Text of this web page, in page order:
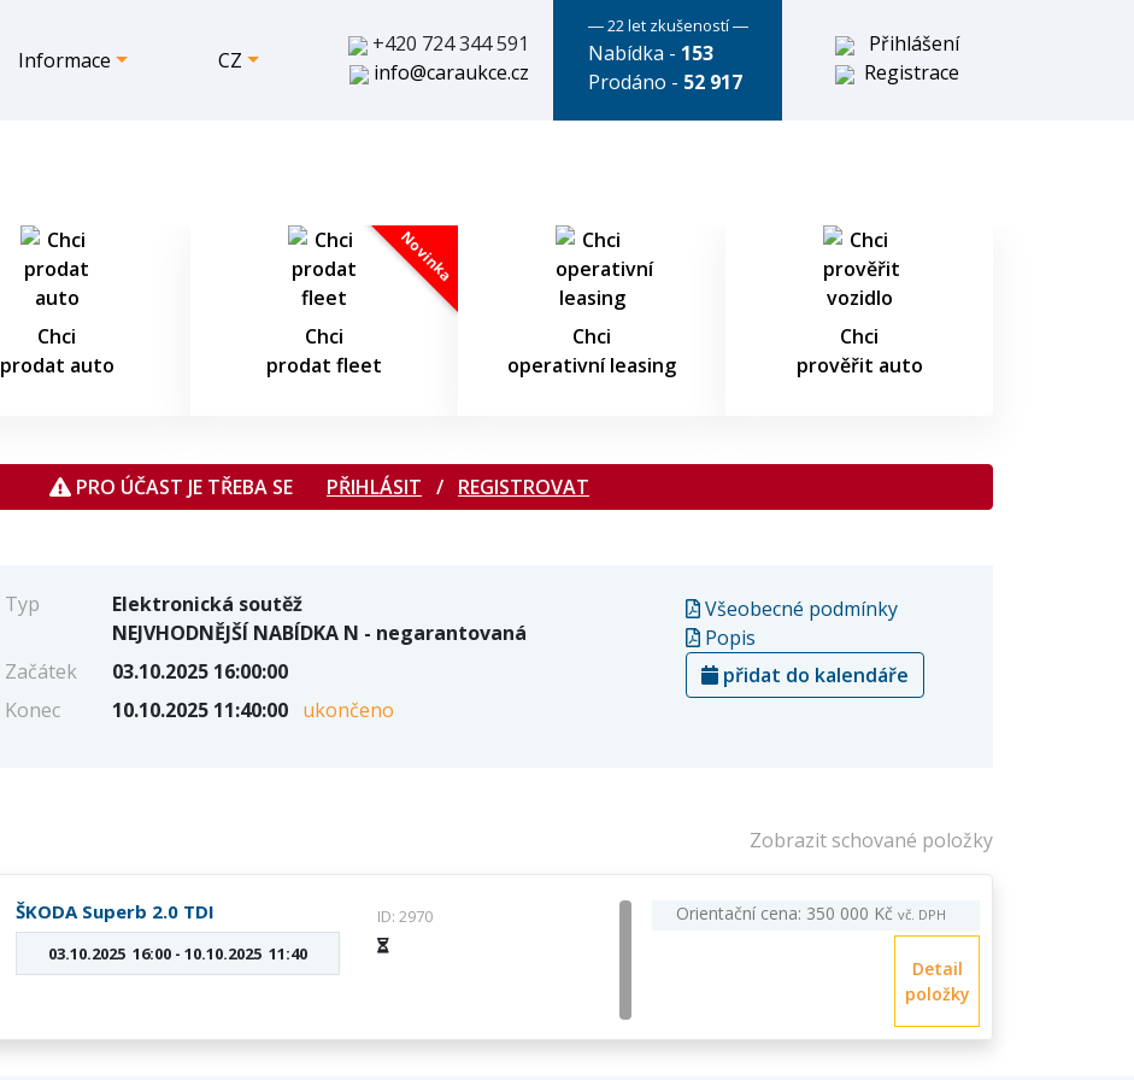
Informace CZ
+420 724 344 591
info@caraukce.cz
― 22 let zkušeností ―
Nabídka - 153
Prodáno - 52 917
Přihlášení
Registrace
Chci
prodat auto
Novinka
Chci
prodat fleet
Chci
operativní leasing
Chci
prověřit auto
PRO ÚČAST JE TŘEBA SE PŘIHLÁSIT / REGISTROVAT
Typ
Elektronická soutěž
NEJVHODNĚJŠÍ NABÍDKA N - negarantovaná
Začátek
03.10.2025 16:00:00
Konec
10.10.2025 11:40:00 ukončeno
Všeobecné podmínky
Popis
přidat do kalendáře
Zobrazit schované položky
ŠKODA Superb 2.0 TDI
03.10.2025 16:00 - 10.10.2025 11:40
ID: 2970 Orientační cena: 350 000 Kč vč. DPH
Detail
položky